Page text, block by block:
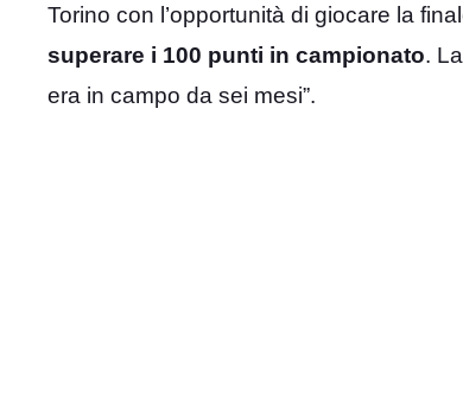
Torino con l’opportunità di giocare la
superare i 100 punti in campionato.
era in campo da sei mesi”.